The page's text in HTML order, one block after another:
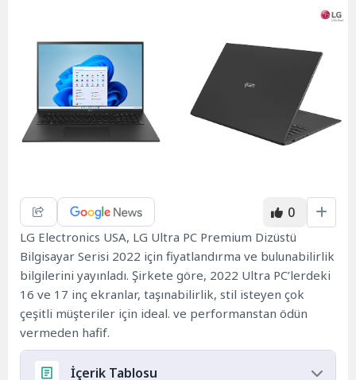
0
LG Electronics USA, LG Ultra PC Premium Dizüstü
Bilgisayar Serisi 2022 için fiyatlandırma ve bulunabilirlik
bilgilerini yayınladı. Şirkete göre, 2022 Ultra PC’lerdeki
16 ve 17 inç ekranlar, taşınabilirlik, stil isteyen çok
çeşitli müşteriler için ideal. ve performanstan ödün
vermeden hafif.
İçerik Tablosu